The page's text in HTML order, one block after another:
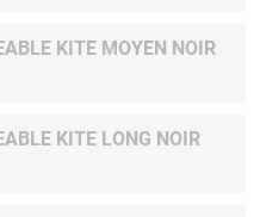
KITE MOYEN NOIR
RESERVOIR RECHARGEABLE KITE LONG NOIR